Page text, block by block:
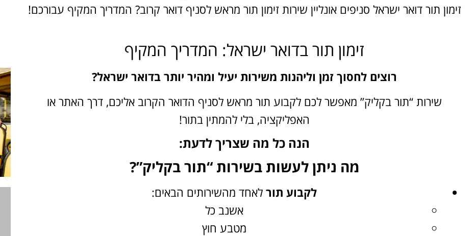
זימון תור דואר ישראל סניפים אונליין שירות זימון תור מראש לסניף דואר קרוב? המדריך המקיף עבורכם!
זימון תור בדואר ישראל: המדריך המקיף
רוצים לחסוך זמן וליהנות משירות יעיל ומהיר יותר בדואר ישראל?
שירות “תור בקליק” מאפשר לכם לקבוע תור מראש לסניף הדואר הקרוב אליכם, דרך האתר או
האפליקציה, בלי להמתין בתור!
הנה כל מה שצריך לדעת:
מה ניתן לעשות בשירות “תור בקליק”?
לקבוע תור לאחד מהשירותים הבאים:
אשנב כל
מטבע חוץ